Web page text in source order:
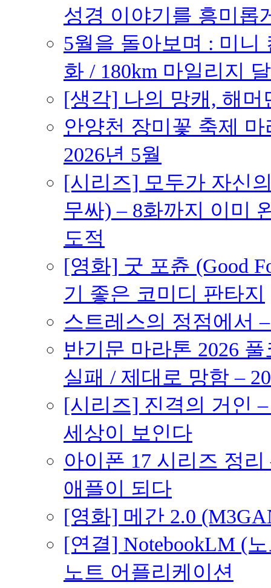
성경 이야기를 흥미롭
5월을 돌아보며 : 미니
화 / 180km 마일리지
[생각] 나의 망캐, 해머
안양천 장미꽃 축제
2026년 5월
[시리즈] 모두가 자신
무싸) – 8화까지 이미
도적
[영화] 굿 포츈 (Good
기 좋은 코미디 판타지
스트레스의 정점에서
반기문 마라톤 2026
실패 / 제대로 망함 –
[시리즈] 진격의 거인
세상이 보인다
아이폰 17 시리즈 정
애플이 되다
[영화] 메간 2.0
[연결] NotebookLM (
노트 어플리케이션